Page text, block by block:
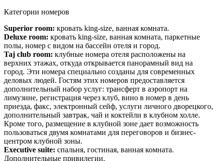
Категории номеров
Superior room: кровать king-size, ванная комната.
Deluxe room: кровать king-size, ванная комната, паркетные
полы, номер с видом на бассейн отеля и город.
Taj club room: клубные номера отеля расположены на
верхних этажах, откуда открывается панорамный вид на
город. Эти номера специально созданы для современных
деловых людей. Гостям этих номеров предоставляется
дополнительный набор услуг: трансферт в аэропорт на
лимузине, регистрация через клуб, вино в номер в день
приезда, факс, электронный сейф, услуги личного дворецкого,
дополнительный завтрак, чай и коктейли в клубном холле.
Кроме того, размещение в клубной зоне дает возможность
пользоваться двумя комнатами для переговоров и бизнес-
центром клубной зоны.
Executive suite: спальня, гостиная, ванная комната.
Дополнительные привилегии.